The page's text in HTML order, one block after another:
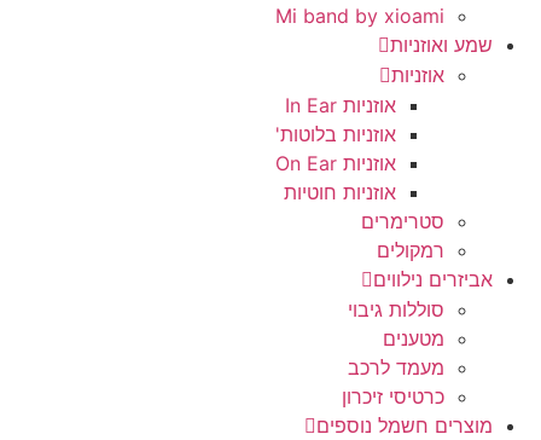
Mi band by xioami
שמע ואוזניות
אוזניות
אוזניות In Ear
אוזניות בלוטות'
אוזניות On Ear
אוזניות חוטיות
סטרימרים
רמקולים
אביזרים נילווים
סוללות גיבוי
מטענים
מעמד לרכב
כרטיסי זיכרון
מוצרים חשמל נוספים